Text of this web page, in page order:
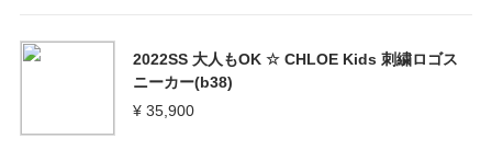
2022SS 大人もOK ☆ CHLOE Kids 刺繍ロゴス
ニーカー(b38)
¥ 35,900